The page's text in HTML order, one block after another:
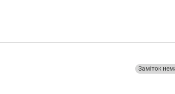
Заміток